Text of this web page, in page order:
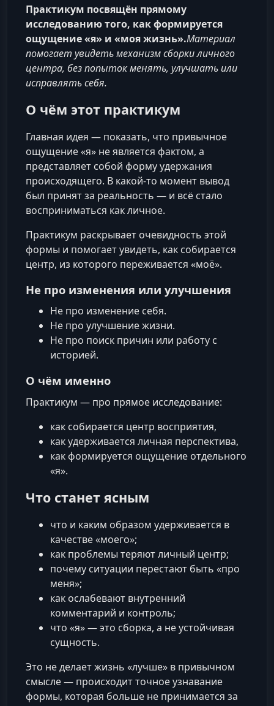
Практикум посвящён прямому
исследованию того, как формируется
ощущение «я» и «моя жизнь».Материал
помогает увидеть механизм сборки личного
центра, без попыток менять, улучшать или
исправлять себя.
О чём этот практикум
Главная идея — показать, что привычное
ощущение «я» не является фактом, а
представляет собой форму удержания
происходящего. В какой‑то момент вывод
был принят за реальность — и всё стало
восприниматься как личное.
Практикум раскрывает очевидность этой
формы и помогает увидеть, как собирается
центр, из которого переживается «моё».
Не про изменения или улучшения
Не про изменение себя.
Не про улучшение жизни.
Не про поиск причин или работу с
историей.
О чём именно
Практикум — про прямое исследование:
как собирается центр восприятия,
как удерживается личная перспектива,
как формируется ощущение отдельного
«я».
Что станет ясным
что и каким образом удерживается в
качестве «моего»;
как проблемы теряют личный центр;
почему ситуации перестают быть «про
меня»;
как ослабевают внутренний
комментарий и контроль;
что «я» — это сборка, а не устойчивая
сущность.
Это не делает жизнь «лучше» в привычном
смысле — происходит точное узнавание
формы, которая больше не принимается за